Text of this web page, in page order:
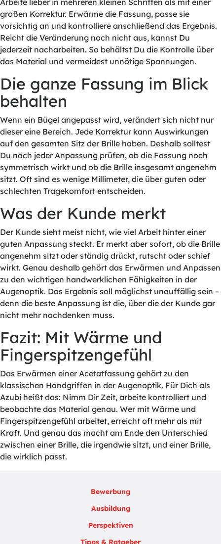
Arbeite lieber in mehreren kleinen Schritten als mit einer
großen Korrektur. Erwärme die Fassung, passe sie
vorsichtig an und kontrolliere anschließend das Ergebnis.
Reicht die Veränderung noch nicht aus, kannst Du
jederzeit nacharbeiten. So behältst Du die Kontrolle über
das Material und vermeidest unnötige Spannungen.
Die ganze Fassung im Blick
behalten
Wenn ein Bügel angepasst wird, verändert sich nicht nur
dieser eine Bereich. Jede Korrektur kann Auswirkungen
auf den gesamten Sitz der Brille haben. Deshalb solltest
Du nach jeder Anpassung prüfen, ob die Fassung noch
symmetrisch wirkt und ob die Brille insgesamt angenehm
sitzt. Oft sind es wenige Millimeter, die über guten oder
schlechten Tragekomfort entscheiden.
Was der Kunde merkt
Der Kunde sieht meist nicht, wie viel Arbeit hinter einer
guten Anpassung steckt. Er merkt aber sofort, ob die Brille
angenehm sitzt oder ständig drückt, rutscht oder schief
wirkt. Genau deshalb gehört das Erwärmen und Anpassen
zu den wichtigen handwerklichen Fähigkeiten in der
Augenoptik. Das Ergebnis soll möglichst unauffällig sein –
denn die beste Anpassung ist die, über die der Kunde gar
nicht mehr nachdenken muss.
Fazit: Mit Wärme und
Fingerspitzengefühl
Das Erwärmen einer Acetatfassung gehört zu den
klassischen Handgriffen in der Augenoptik. Für Dich als
Azubi heißt das: Nimm Dir Zeit, arbeite kontrolliert und
beobachte das Material genau. Wer mit Wärme und
Fingerspitzengefühl arbeitet, erreicht oft mehr als mit
Kraft. Und genau das macht am Ende den Unterschied
zwischen einer Brille, die irgendwie sitzt, und einer Brille,
die wirklich passt.
Bewerbung
Ausbildung
Perspektiven
Tipps & Ratgeber